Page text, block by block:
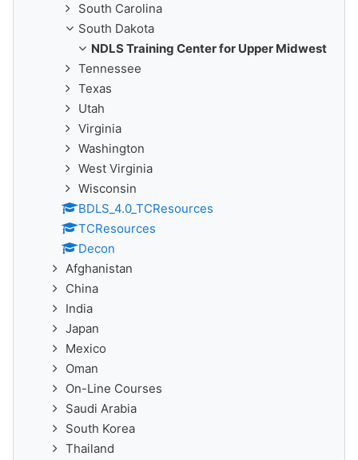
South Carolina
South Dakota
NDLS Training Center for Upper Midwest
Tennessee
Texas
Utah
Virginia
Washington
West Virginia
Wisconsin
BDLS_4.0_TCResources
TCResources
Decon
Afghanistan
China
India
Japan
Mexico
Oman
On-Line Courses
Saudi Arabia
South Korea
Thailand